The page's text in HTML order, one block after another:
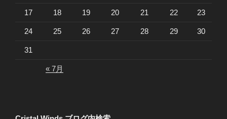
17 18 19 20 21 22 23
24 25 26 27 28 29 30
31
« 7月